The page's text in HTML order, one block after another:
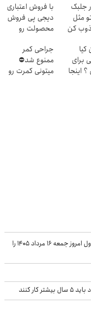
جلبک
مثل
کن
با فروش اعتباری
دیجی پی فروش
محصولت رو
برای
اینجا
جراحی کمر
ممنوع شد⛔
میتونی کمرت رو
تغییرات شدید محصولات سایپا/ خریداران جدول امروز جمعه ۱۶ مرداد ۱۴۰۵ را
کنند